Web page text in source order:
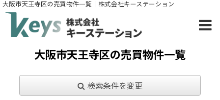
大阪市天王寺区の売買物件一覧｜株式会社キーステーション
大阪市天王寺区の売買物件一覧
検索条件を変更